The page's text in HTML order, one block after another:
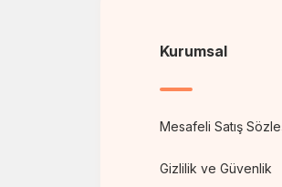
Kurumsal
Mesafeli Satış
Gizlilik ve Güvenlik